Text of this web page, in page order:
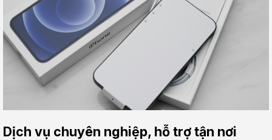
Dịch vụ chuyên nghiệp, hỗ trợ tận nơi